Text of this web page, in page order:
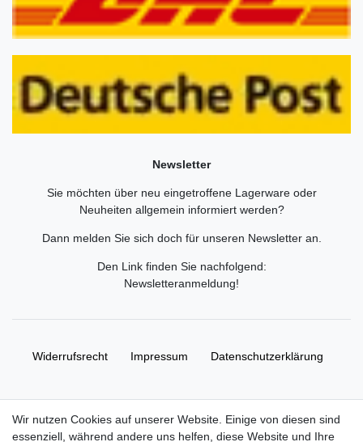
Newsletter
Sie möchten über neu eingetroffene Lagerware oder
Neuheiten allgemein informiert werden?
Dann melden Sie sich doch für unseren Newsletter an.
Den Link finden Sie nachfolgend:
Newsletteranmeldung!
Widerrufs­recht Impressum Daten­schutz­erklärung
Wir nutzen Cookies auf unserer Website. Einige von diesen sind
essenziell, während andere uns helfen, diese Website und Ihre